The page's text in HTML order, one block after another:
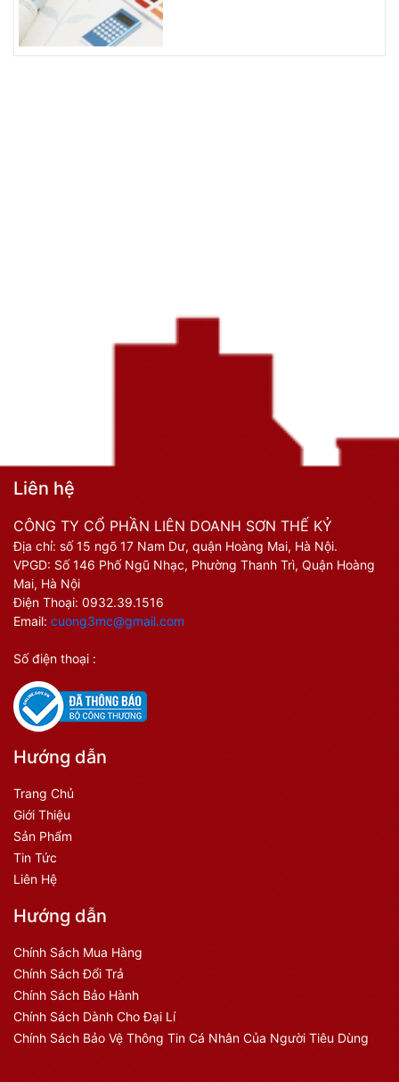
Liên hệ
CÔNG TY CỔ PHẦN LIÊN DOANH SƠN THẾ KỶ
Địa chỉ: số 15 ngõ 17 Nam Dư, quận Hoàng Mai, Hà Nội.
VPGD: Số 146 Phố Ngũ Nhạc, Phường Thanh Trì, Quận Hoàng
Mai, Hà Nội
Điện Thoại: 0932.39.1516
Email: cuong3mc@gmail.com
Số điện thoại :
Hướng dẫn
Trang Chủ
Giới Thiệu
Sản Phẩm
Tin Tức
Liên Hệ
Hướng dẫn
Chính Sách Mua Hàng
Chính Sách Đổi Trả
Chính Sách Bảo Hành
Chính Sách Dành Cho Đại Lí
Chính Sách Bảo Vệ Thông Tin Cá Nhân Của Người Tiêu Dùng